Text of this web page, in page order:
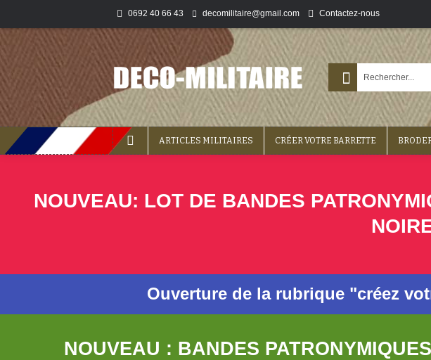
0692 40 66 43 decomilitaire@gmail.com Contactez-nous
ARTICLES MILITAIRES CRÉER VOTRE BARRETTE
NOUVEAU: LOT DE BANDES
Ouverture de la rubrique "créez
NOUVEAU : BANDES